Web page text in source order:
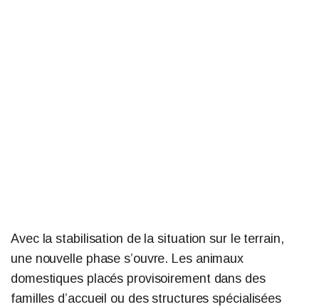
Avec la stabilisation de la situation sur le terrain,
une nouvelle phase s’ouvre. Les animaux
domestiques placés provisoirement dans des
familles d’accueil ou des structures spécialisées